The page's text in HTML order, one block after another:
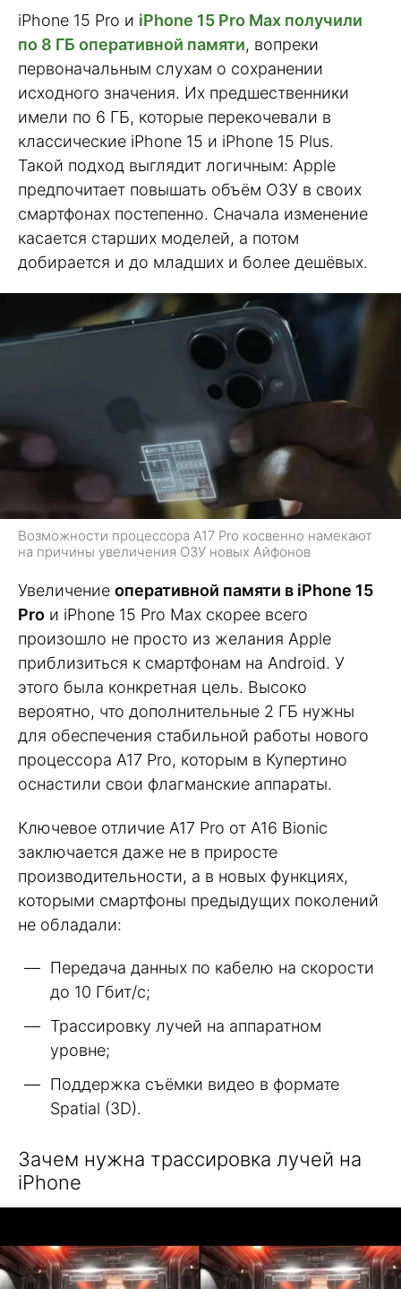
iPhone 15 Pro и iPhone 15 Pro Max получили
по 8 ГБ оперативной памяти, вопреки
первоначальным слухам о сохранении
исходного значения. Их предшественники
имели по 6 ГБ, которые перекочевали в
классические iPhone 15 и iPhone 15 Plus.
Такой подход выглядит логичным: Apple
предпочитает повышать объём ОЗУ в своих
смартфонах постепенно. Сначала изменение
касается старших моделей, а потом
добирается и до младших и более дешёвых.
Возможности процессора A17 Pro косвенно намекают
на причины увеличения ОЗУ новых Айфонов
Увеличение оперативной памяти в iPhone 15
Pro и iPhone 15 Pro Max скорее всего
произошло не просто из желания Apple
приблизиться к смартфонам на Android. У
этого была конкретная цель. Высоко
вероятно, что дополнительные 2 ГБ нужны
для обеспечения стабильной работы нового
процессора A17 Pro, которым в Купертино
оснастили свои флагманские аппараты.
Ключевое отличие A17 Pro от A16 Bionic
заключается даже не в приросте
производительности, а в новых функциях,
которыми смартфоны предыдущих поколений
не обладали:
Передача данных по кабелю на скорости
до 10 Гбит/с;
Трассировку лучей на аппаратном
уровне;
Поддержка съёмки видео в формате
Spatial (3D).
Зачем нужна трассировка лучей на
iPhone